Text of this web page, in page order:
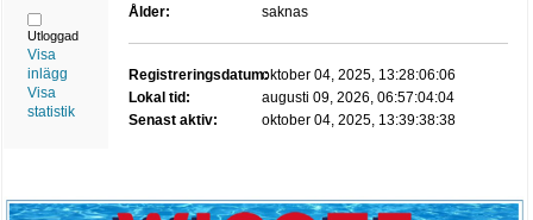
Utloggad
Visa
inlägg
Visa
statistik
Ålder:
saknas
Registreringsdatum:oktober 04, 2025, 13:28:06:06
Lokal tid:
augusti 09, 2026, 06:57:04:04
Senast aktiv:
oktober 04, 2025, 13:39:38:38